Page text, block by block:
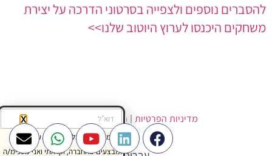
להסברים נוספים ולצפייה בסרטוני הדרכה על יצירת
משחקים היכנסו לערוץ היוטוב שלנו>>
מדיניות הפרטיות| הצהרת נגישות X
מאשר/ת קבלת דיוורים, עדכונים
ומבצעים מהחברה, וקראתי ואני מסכימ/ה